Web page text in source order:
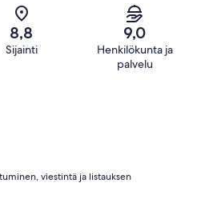
8,8
Sijainti
9,0
Henkilökunta ja
palvelu
viestintä ja listauksen